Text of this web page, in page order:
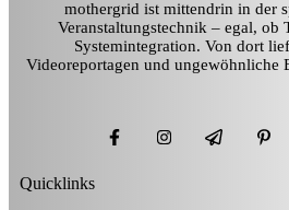
mothergrid ist mittendrin in der
Veranstaltungstechnik – egal, ob
Systemintegration. Von dort
Videoreportagen und ungewöhnliche
Quicklinks